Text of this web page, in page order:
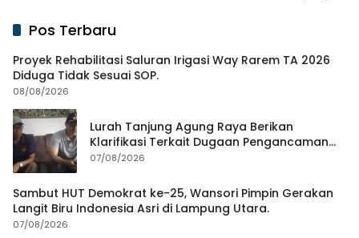
Pos Terbaru
Proyek Rehabilitasi Saluran Irigasi Way Rarem TA 2026
Diduga Tidak Sesuai SOP.
08/08/2026
Lurah Tanjung Agung Raya Berikan
Klarifikasi Terkait Dugaan Pengancaman
Antar Warga Yang Berujung Laporan ke
07/08/2026
Sambut HUT Demokrat ke-25, Wansori Pimpin Gerakan
Langit Biru Indonesia Asri di Lampung Utara.
07/08/2026